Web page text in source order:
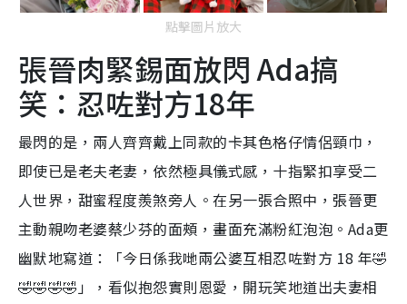
點擊圖片放大
張晉肉緊錫面放閃 Ada搞
笑：忍咗對方18年
最閃的是，兩人齊齊戴上同款的卡其色格仔情侶頸巾，
即使已是老夫老妻，依然極具儀式感，十指緊扣享受二
人世界，甜蜜程度羨煞旁人。在另一張合照中，張晉更
主動親吻老婆蔡少芬的面頰，畫面充滿粉紅泡泡。Ada更
幽默地寫道：「今日係我哋兩公婆互相忍咗對方 18 年🤣
🤣🤣🤣🤣」，看似抱怨實則恩愛， 開玩笑地道出夫妻相